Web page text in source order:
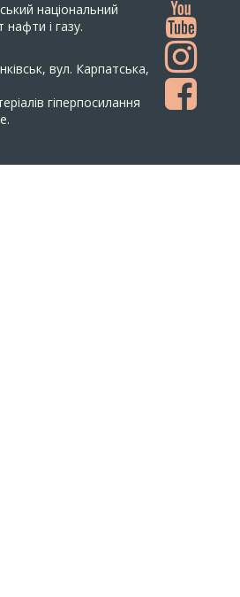
національний
нафти і газу.
вул. Карпатська,
гіперпосилання